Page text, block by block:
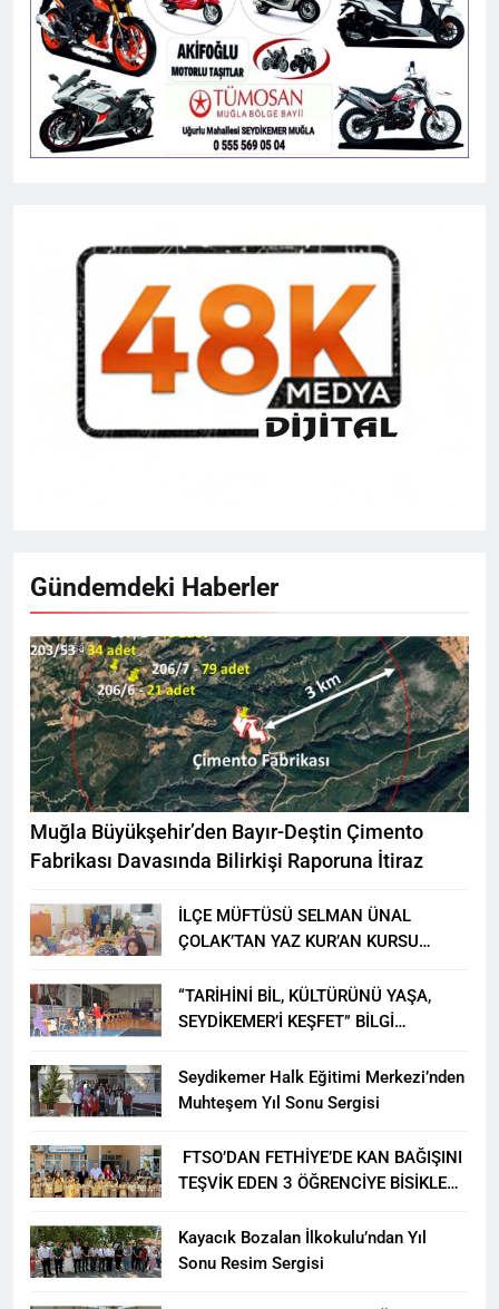
Gündemdeki Haberler
Muğla Büyükşehir’den Bayır-Deştin Çimento
Fabrikası Davasında Bilirkişi Raporuna İtiraz
İLÇE MÜFTÜSÜ SELMAN ÜNAL
ÇOLAK’TAN YAZ KUR’AN KURSU
“TARİHİNİ BİL, KÜLTÜRÜNÜ YAŞA,
SEYDİKEMER’İ KEŞFET” BİLGİ
Seydikemer Halk Eğitimi Merkezi’nden
Muhteşem Yıl Sonu Sergisi
FTSO’DAN FETHİYE’DE KAN BAĞIŞINI
TEŞVİK EDEN 3 ÖĞRENCİYE BİSİKLET
Kayacık Bozalan İlkokulu’ndan Yıl
Sonu Resim Sergisi